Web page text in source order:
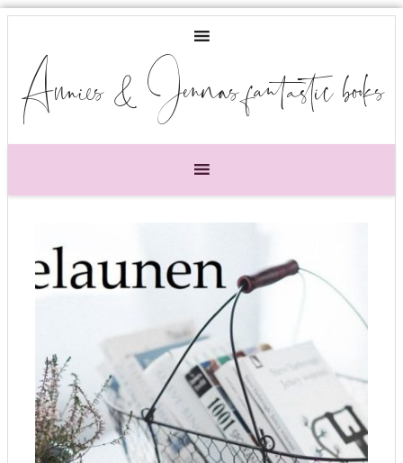
Annies & Jennas fantastic books